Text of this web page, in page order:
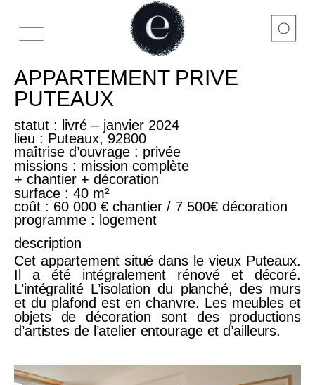
APPARTEMENT PRIVE
PUTEAUX
statut : livré – janvier 2024
lieu : Puteaux, 92800
maîtrise d’ouvrage : privée
missions : mission complète
+ chantier + décoration
surface : 40 m²
coût : 60 000 € chantier / 7 500€ décoration
programme : logement
description
Cet appartement situé dans le vieux Puteaux.
Il a été intégralement rénové et décoré.
L’intégralité L’isolation du planché, des murs
et du plafond est en chanvre. Les meubles et
objets de décoration sont des productions
d’artistes de l’atelier entourage et d’ailleurs.